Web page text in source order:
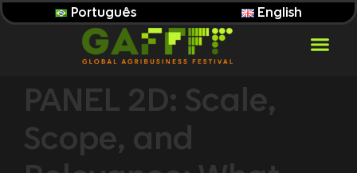
Português English
PANEL 2D: Scale,
Scope, and